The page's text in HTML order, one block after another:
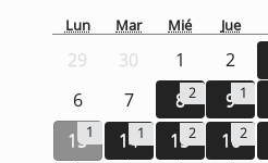
Lun Mar Mié Jue
29 30 1 2
6
7 82 9 1
131 141 152 162